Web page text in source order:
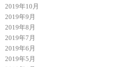
2019年10月
2019年9月
2019年8月
2019年7月
2019年6月
2019年5月